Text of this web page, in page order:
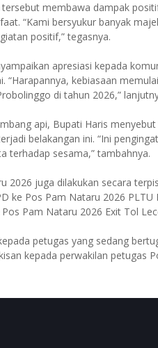
membawa dampak
“Kami bersyukur banyak
positif,” tegasnya.
apresiasi kepada
“Harapannya, kebiasaan
di tahun 2026,”
api, Bupati Haris
belakangan ini. “Ini
terhadap sesama,” tambahnya.
2026 juga dilakukan secara
ke Pos Pam Nataru 2026
Pam Nataru 2026 Exit Tol
petugas yang sedang
kepada perwakilan petugas